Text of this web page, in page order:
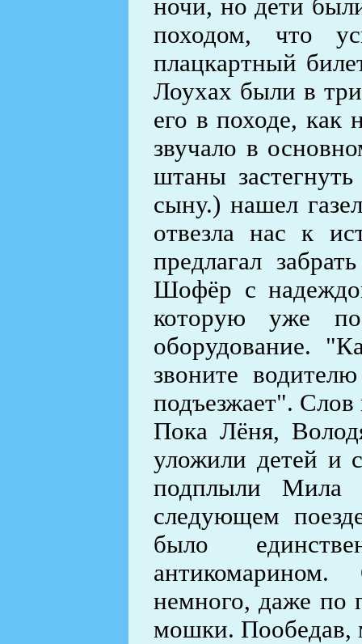
ночи, но дети
походом, что
плацкартный
Лоухах были в
его в походе, как
звучало в
штаны
сыну.) нашел
отвезла нас к
предлагал
Шофёр с
которую уже
оборудование.
звоните
подъезжает". Слов
Пока Лёня,
уложили детей и
подплыли
следующем
было
немного, даже по
мошки. Пообедав,